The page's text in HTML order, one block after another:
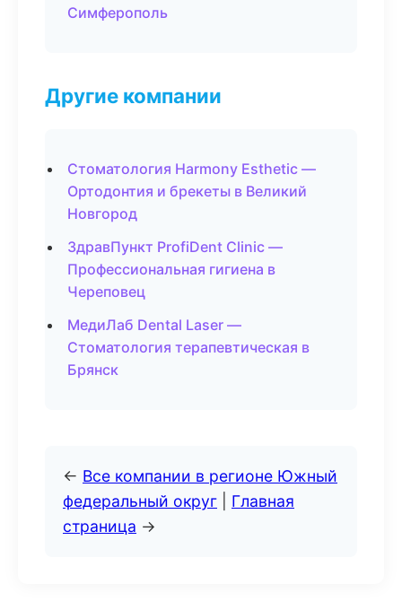
Симферополь
Другие компании
Стоматология Harmony Esthetic —
Ортодонтия и брекеты в Великий
Новгород
ЗдравПункт ProfiDent Clinic —
Профессиональная гигиена в
Череповец
МедиЛаб Dental Laser —
Стоматология терапевтическая в
Брянск
← Все компании в регионе Южный
федеральный округ
Главная
страница →